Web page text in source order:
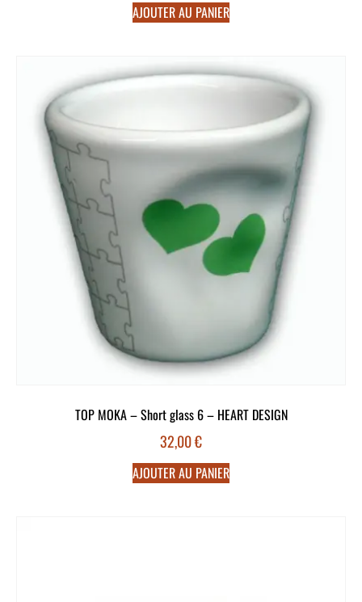
AJOUTER AU PANIER
TOP MOKA – Short glass 6 – HEART DESIGN
32,00€
AJOUTER AU PANIER